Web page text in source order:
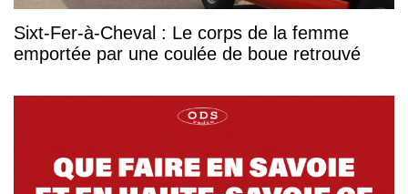
Sixt-Fer-à-Cheval : Le corps de la femme
emportée par une coulée de boue retrouvé